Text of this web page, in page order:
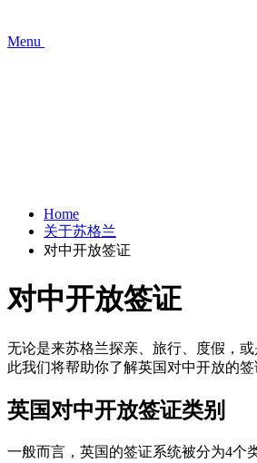
Menu
Home
关于苏格兰
对中开放签证
对中开放签证
无论是来苏格兰探亲、旅行、度假，
此我们将帮助你了解英国对中开放的
英国对中开放签证类别
一般而言，英国的签证系统被分为4个